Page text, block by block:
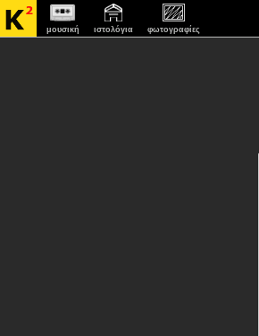
μουσική ιστολόγια φωτογραφίες